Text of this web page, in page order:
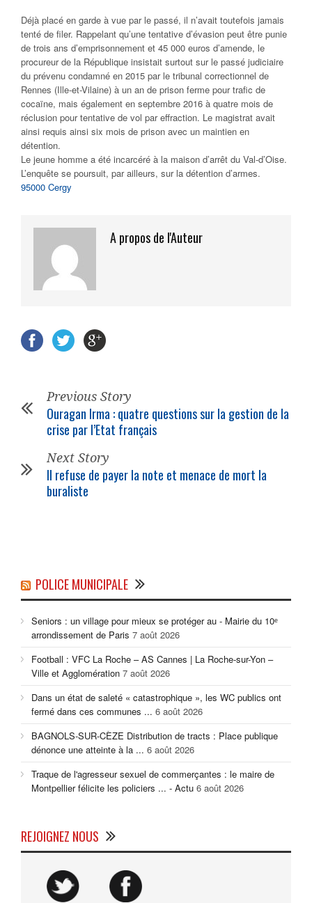
Déjà placé en garde à vue par le passé, il n’avait toutefois jamais
tenté de filer. Rappelant qu’une tentative d’évasion peut être punie
de trois ans d’emprisonnement et 45 000 euros d’amende, le
procureur de la République insistait surtout sur le passé judiciaire
du prévenu condamné en 2015 par le tribunal correctionnel de
Rennes (Ille-et-Vilaine) à un an de prison ferme pour trafic de
cocaïne, mais également en septembre 2016 à quatre mois de
réclusion pour tentative de vol par effraction. Le magistrat avait
ainsi requis ainsi six mois de prison avec un maintien en
détention.
Le jeune homme a été incarcéré à la maison d’arrêt du Val-d’Oise.
L’enquête se poursuit, par ailleurs, sur la détention d’armes.
95000 Cergy
A propos de l'Auteur
Previous Story
Ouragan Irma : quatre questions sur la gestion de la
crise par l’Etat français
Next Story
Il refuse de payer la note et menace de mort la
buraliste
POLICE MUNICIPALE
Seniors : un village pour mieux se protéger au - Mairie du 10ᵉ
arrondissement de Paris 7 août 2026
Football : VFC La Roche – AS Cannes | La Roche-sur-Yon –
Ville et Agglomération 7 août 2026
Dans un état de saleté « catastrophique », les WC publics ont
fermé dans ces communes ... 6 août 2026
BAGNOLS-SUR-CÈZE Distribution de tracts : Place publique
dénonce une atteinte à la ... 6 août 2026
Traque de l'agresseur sexuel de commerçantes : le maire de
Montpellier félicite les policiers ... - Actu 6 août 2026
REJOIGNEZ NOUS